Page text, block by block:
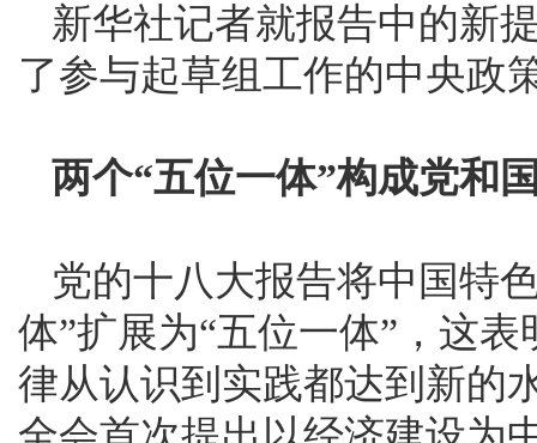
新华社记者就报告中的新
了参与起草组工作的中央政
两个“五位一体”构成党和
党的十八大报告将中国特
体”扩展为“五位一体”，这
律从认识到实践都达到新的